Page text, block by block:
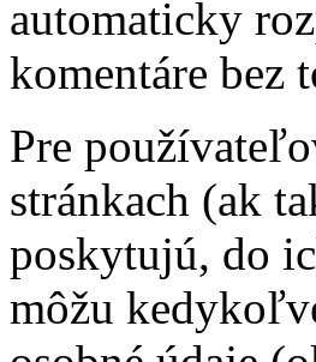
automaticky
komentáre bez
Pre
stránkach (ak
poskytujú, do
môžu